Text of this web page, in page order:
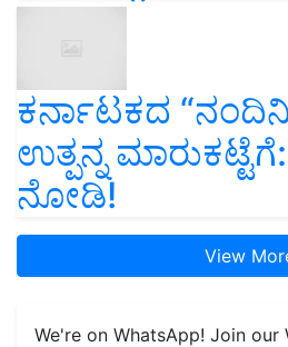
ಕರ್ನಾಟಕದ
ಉತ್ಪನ್ನ
ನೋಡಿ!
View
We're on WhatsApp! Join our